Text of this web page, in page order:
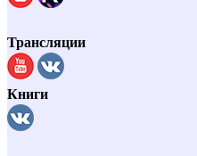
Трансляции
Книги